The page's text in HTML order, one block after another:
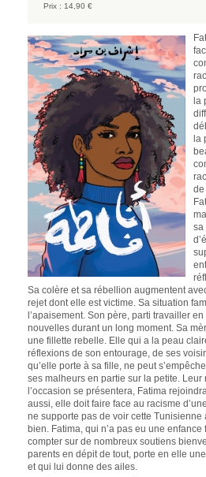
Prix : 14,90 €
la
la
de
sa
Sa colère et sa rébellion augmentent
rejet dont elle est victime. Sa situation
l’apaisement. Son père, parti travailler
nouvelles durant un long moment. Sa
une fillette rebelle. Elle qui a la peau
réflexions de son entourage, de ses
qu’elle porte à sa fille, ne peut
ses malheurs en partie sur la petite.
l’occasion se présentera, Fatima
aussi, elle doit faire face au racisme
ne supporte pas de voir cette
bien. Fatima, qui n’a pas eu une
compter sur de nombreux soutiens
parents en dépit de tout, porte en elle
et qui lui donne des ailes.